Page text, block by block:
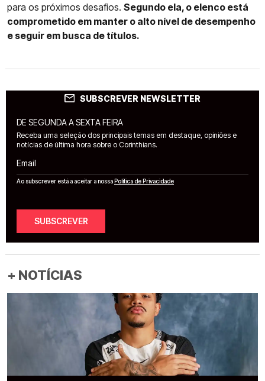
para os próximos desafios. Segundo ela, o elenco está
comprometido em manter o alto nível de desempenho
e seguir em busca de títulos.
SUBSCREVER NEWSLETTER
DE SEGUNDA A SEXTA FEIRA
Receba uma seleção dos principais temas em destaque, opiniões e
notícias de última hora sobre o Corinthians.
Email
Ao subscrever está a aceitar a nossaPolítica de Privacidade
SUBSCREVER
+ NOTÍCIAS